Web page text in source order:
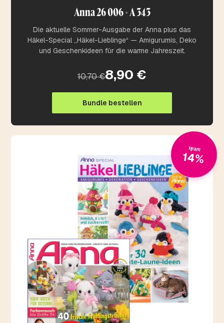
Anna 26 006 + A 343
Die aktuelle Sommer-Ausgabe der Anna plus das
Häkel-Special „Häkel-Lieblinge“ — Amigurumis, Deko
und Geschenkideen für die warme Jahreszeit.
10,70 €8,90 €
Bundle bestellen
spare
14%